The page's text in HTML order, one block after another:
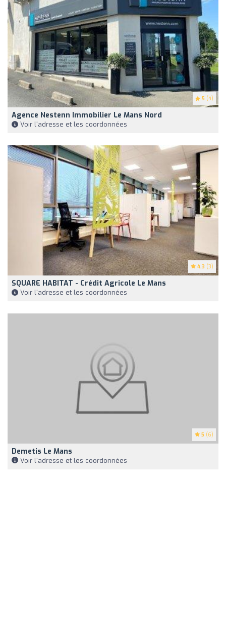
5 (4)
Agence Nestenn Immobilier Le Mans Nord
Voir l'adresse et les coordonnées
4.3 (3)
SQUARE HABITAT - Crédit Agricole Le Mans
Voir l'adresse et les coordonnées
5 (6)
Demetis Le Mans
Voir l'adresse et les coordonnées